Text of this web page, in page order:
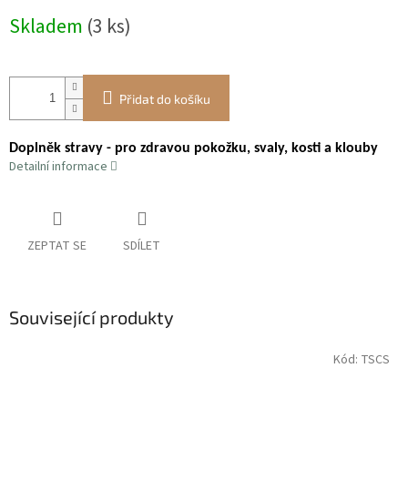
cena:
Skladem (3 ks)
Přidat do košíku
Doplněk stravy - pro zdravou pokožku, svaly, kosti a klouby
Detailní informace
ZEPTAT SE SDÍLET
Související produkty
Kód: TSCS